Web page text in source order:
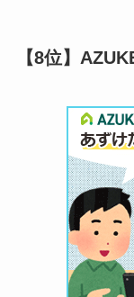
【8位】